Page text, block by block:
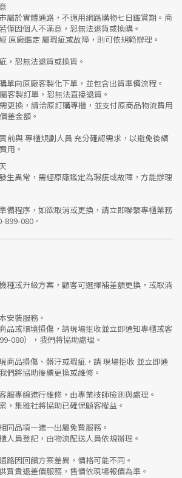
屬於實體通路，不適用網路購物七日鑑賞期 。商
僅因個人不滿意，恕無法退貨或換購。
原廠鑑定 屬瑕疵或故障，則可依規範辦理。
，恕無法退貨或換貨。
單向原廠客製化下單 ，並包含出貨準備流程。
屬客製訂單，恕無法直接退貨。
需更換，請洽原訂購專櫃，並支付原商品物流費用
差金額 。
前與專櫃規劃人員 充分確認需求，以避免後續
用。
生異常，需經原廠鑑定為瑕疵或故障，方能辦理
備程序，如欲取消或更換，請立即聯繫專櫃業務
899-080 。
種或升級方案 ，顧客可選擇補差額更換，或取消
安裝服務。
品或環境損傷，請現場拒收並立即通知專櫃或客
080），我們將協助處理。
商品損傷、髒汙或瑕疵 ，請 現場拒收 並立即通
們將協助後續更換或維修。
服專線進行維修，由專業技師檢測與處理。
，集雅社將協助已確保顧客權益。
同品項一進一出屬免費服務。
人員登記，由物流配送人員依規辦理。
路因回饋方案差異，價格可能不同。
買貴退差價服務 ，售價依現場報價為準。